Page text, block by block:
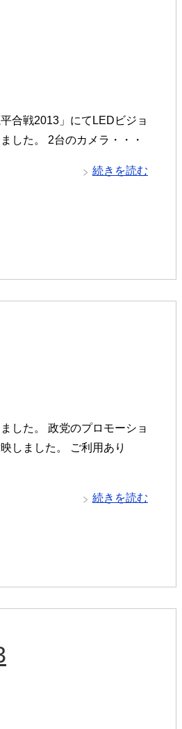
合戦2013」にてLEDビジョ
した。 2台のカメラ・・・
続きを読む
した。 政党のプロモーショ
しました。 ご利用あり
続きを読む